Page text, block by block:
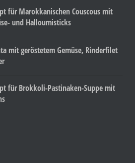
für Marokkanischen Couscous mit
und Halloumisticks
mit geröstetem Gemüse, Rinderfilet
für Brokkoli-Pastinaken-Suppe mit